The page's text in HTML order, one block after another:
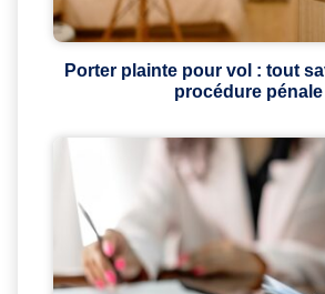
Porter plainte pour vol : tout
procédure pénale